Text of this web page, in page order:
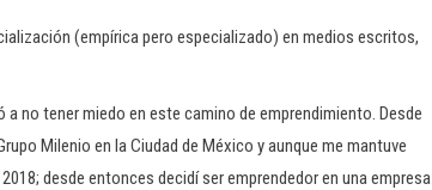
(empírica pero especializado) en medios escritos,
no tener miedo en este camino de emprendimiento. Desde
Milenio en la Ciudad de México y aunque me mantuve
desde entonces decidí ser emprendedor en una empresa